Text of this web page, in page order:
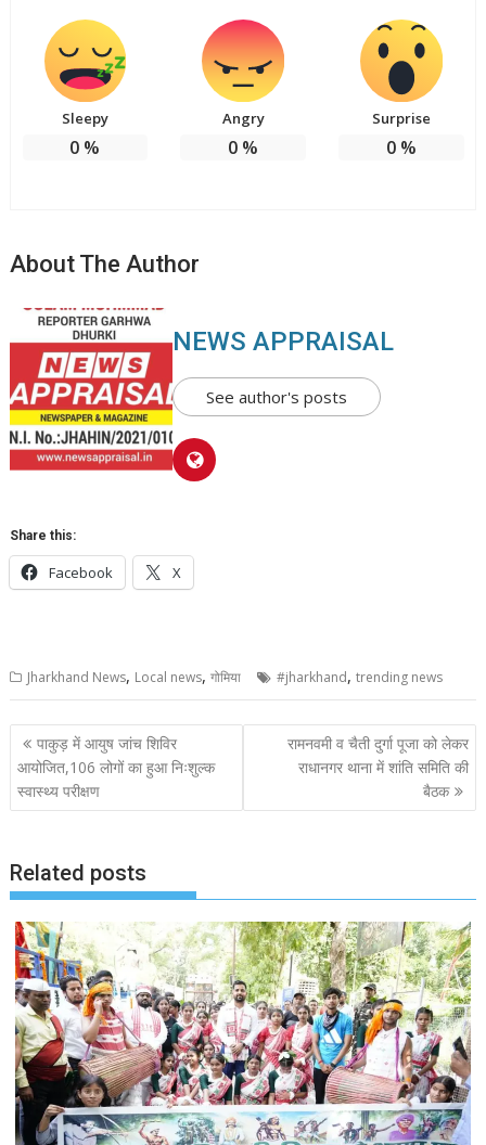
Sleepy
0 %
Angry
0 %
Surprise
0%
About The Author
NEWS APPRAISAL
See author's posts
Share this:
Facebook X
Jharkhand News, Local news,गोमिया #jharkhand,trending news
Post
navigation
पाकुड़ में आयुष जांच शिविर
आयोजित,106 लोगों का हुआ निःशुल्क
स्वास्थ्य परीक्षण
रामनवमी व चैती दुर्गा पूजा को लेकर
राधानगर थाना में शांति समिति की
बैठक
Related posts